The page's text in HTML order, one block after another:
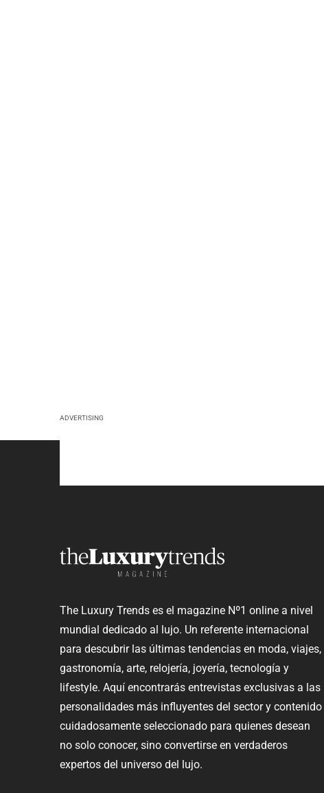
ADVERTISING
The Luxury Trends es el magazine Nº1 online a nivel
mundial dedicado al lujo. Un referente internacional
para descubrir las últimas tendencias en moda, viajes,
gastronomía, arte, relojería, joyería, tecnología y
lifestyle. Aquí encontrarás entrevistas exclusivas a las
personalidades más influyentes del sector y contenido
cuidadosamente seleccionado para quienes desean
no solo conocer, sino convertirse en verdaderos
expertos del universo del lujo.